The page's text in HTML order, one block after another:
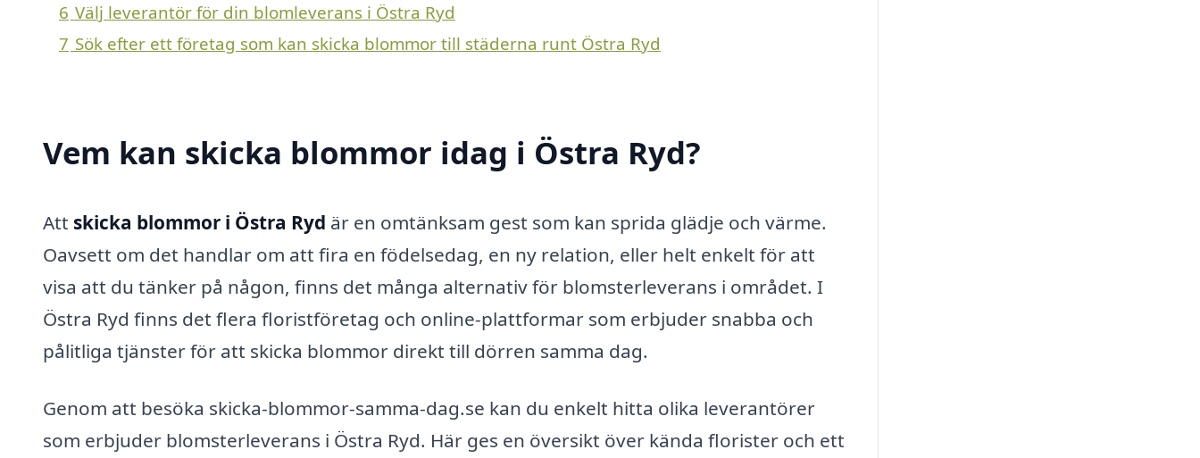
6 Välj leverantör för din blomleverans i Östra Ryd
7 Sök efter ett företag som kan skicka blommor till städerna runt Östra Ryd
Vem kan skicka blommor idag i Östra Ryd?
Att skicka blommor i Östra Ryd är en omtänksam gest som kan sprida glädje och värme.
Oavsett om det handlar om att fira en födelsedag, en ny relation, eller helt enkelt för att
visa att du tänker på någon, finns det många alternativ för blomsterleverans i området. I
Östra Ryd finns det flera floristföretag och online-plattformar som erbjuder snabba och
pålitliga tjänster för att skicka blommor direkt till dörren samma dag.
Genom att besöka skicka-blommor-samma-dag.se kan du enkelt hitta olika leverantörer
som erbjuder blomsterleverans i Östra Ryd. Här ges en översikt över kända florister och ett